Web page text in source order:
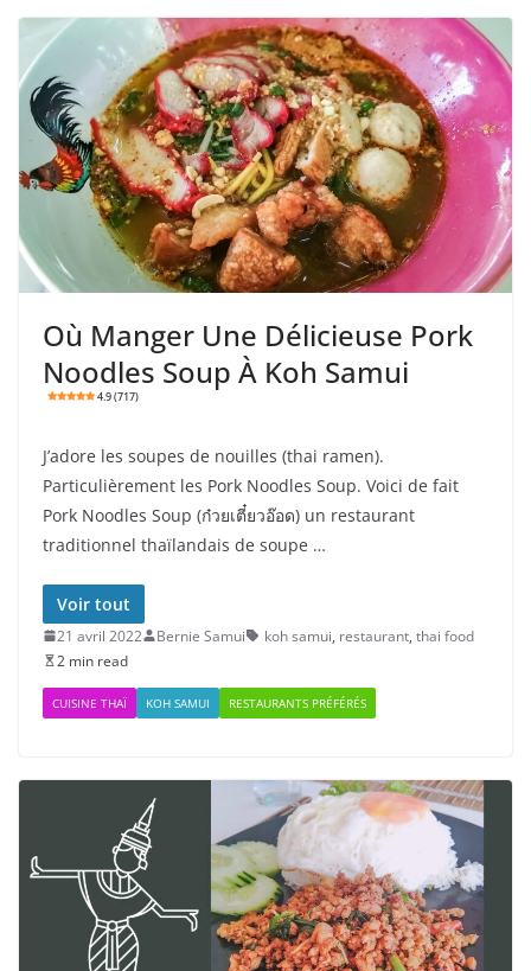
Où Manger Une Délicieuse Pork
Noodles Soup À Koh Samui
4.9 (717)
J’adore les soupes de nouilles (thai ramen).
Particulièrement les Pork Noodles Soup. Voici de fait
Pork Noodles Soup (ก๋วยเตี๋ยวอ๊อด) un restaurant
traditionnel thaïlandais de soupe …
Voir tout
21 avril 2022 Bernie Samui koh samui, restaurant, thai food
2 min read
CUISINE THAÏ KOH SAMUI RESTAURANTS PRÉFÉRÉS